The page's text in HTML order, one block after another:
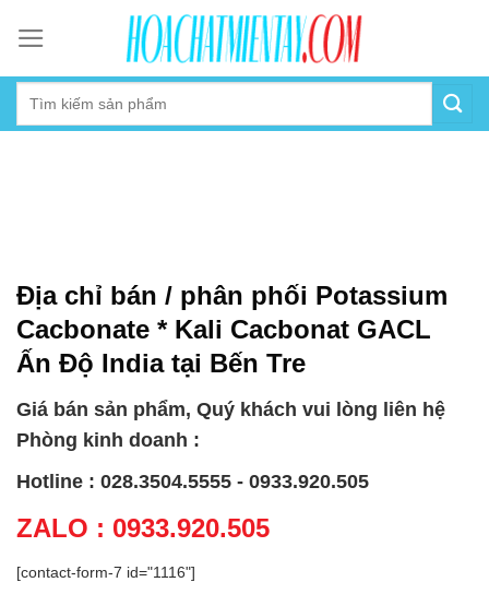
content
Địa chỉ bán / phân phối Potassium
Cacbonate * Kali Cacbonat GACL
Ấn Độ India tại Bến Tre
Giá bán sản phẩm, Quý khách vui lòng liên hệ
Phòng kinh doanh :
Hotline : 028.3504.5555 - 0933.920.505
ZALO : 0933.920.505
[contact-form-7 id="1116"]